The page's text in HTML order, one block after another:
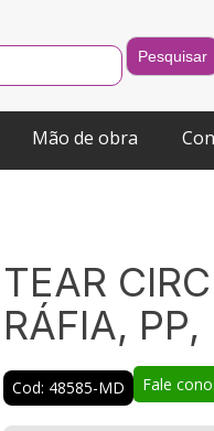
Mão de obra
TEAR
RÁFIA, PP,
Cod: 48585-MD Fale